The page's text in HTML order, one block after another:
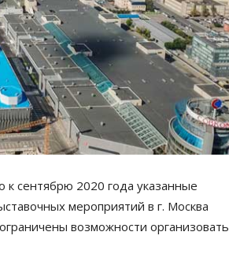
сентябрю 2020 года указанные
мероприятий в г. Москва
возможности организовать